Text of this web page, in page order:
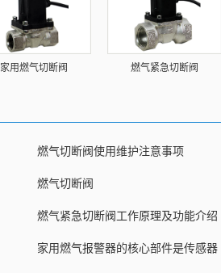
家用燃气切断阀 燃气紧急切断阀
燃气切断阀使用维护注意事项
燃气切断阀
燃气紧急切断阀工作原理及功能介绍
家用燃气报警器的核心部件是传感器